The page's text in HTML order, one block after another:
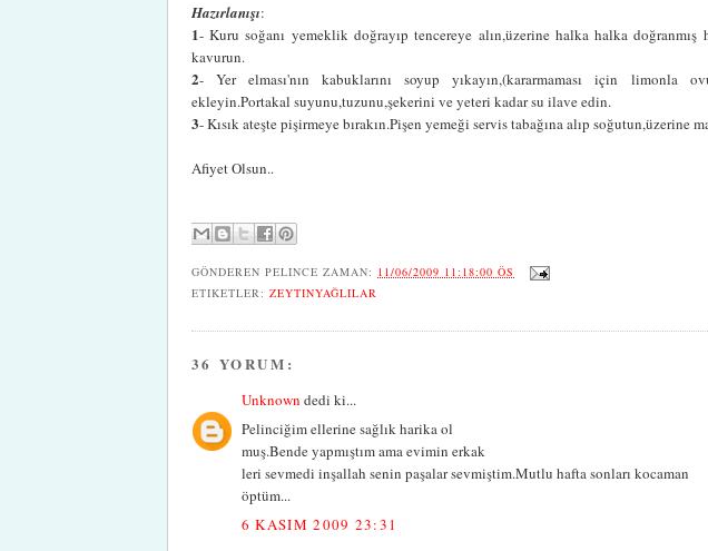
Hazırlanışı:
1- Kuru soğanı yemeklik doğrayıp tencereye alın,üzerine halka halka
kavurun.
2- Yer elması'nın kabuklarını soyup yıkayın,(kararmaması için limonla
ekleyin.Portakal suyunu,tuzunu,şekerini ve yeteri kadar su ilave edin.
3- Kısık ateşte pişirmeye bırakın.Pişen yemeği servis tabağına alıp soğutun,üzerine
Afiyet Olsun..
GÖNDEREN PELINCE ZAMAN: 11/06/2009 11:18:00 ÖS
ETIKETLER: ZEYTINYAĞLILAR
36 YORUM:
Unknown dedi ki...
Pelinciğim ellerine sağlık harika ol
muş.Bende yapmıştım ama evimin erkak
leri sevmedi inşallah senin paşalar sevmiştim.Mutlu hafta sonları kocaman
öptüm...
6 KASIM 2009 23:31